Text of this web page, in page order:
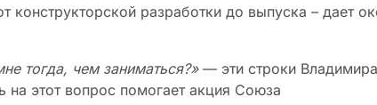
конструкторской разработки до выпуска – дает
тогда, чем заниматься?»— эти строки Владимира
на этот вопрос помогает акция Союза